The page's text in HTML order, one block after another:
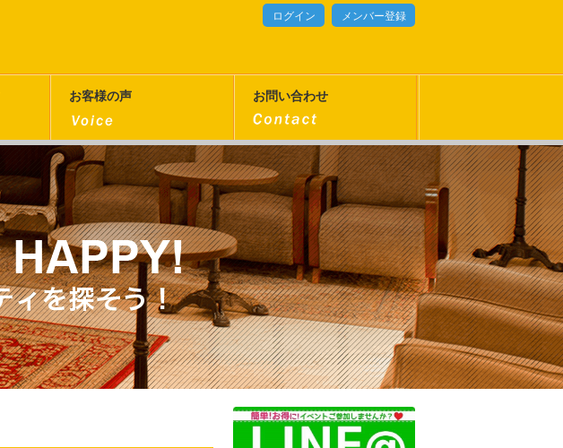
ログイン メンバー登録
お客様の声 お問い合わせ